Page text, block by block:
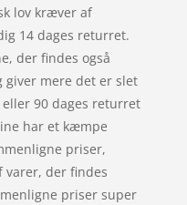
lov kræver af
14 dages returret.
der findes også
giver mere det er slet
90 dages returret
har et kæmpe
priser,
varer, der findes
priser super